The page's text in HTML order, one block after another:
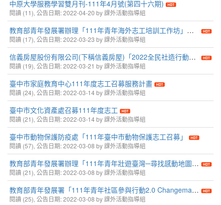
中原大學服務學習雙月刊-111年4月號(第四十六期)
閱讀 (11), 公告日期: 2022-04-20 by 課外活動指導組
教育部青年發展署辦理「111年青年海外志工培訓工作坊」及「111年青年海外志工交流沙龍」
閱讀 (17), 公告日期: 2022-03-23 by 課外活動指導組
信義房屋股份有限公司(下稱信義房屋)「2022全民社造行動計畫獎助辦法」
閱讀 (19), 公告日期: 2022-03-21 by 課外活動指導組
臺中市家庭教育中心111年度志工召募服務計畫
閱讀 (24), 公告日期: 2022-03-14 by 課外活動指導組
臺中市文化資產處召募111年度志工
閱讀 (21), 公告日期: 2022-03-14 by 課外活動指導組
臺中市動物保護防疫處「111年臺中市動物保護志工召募」
閱讀 (57), 公告日期: 2022-03-08 by 課外活動指導組
教育部青年發展署辦理「111年青年壯遊臺灣─尋找感動地圖實踐計畫」
閱讀 (21), 公告日期: 2022-03-08 by 課外活動指導組
教育部青年發展署「111年青年社區參與行動2.0 Changemaker提案簡章」
閱讀 (25), 公告日期: 2022-03-08 by 課外活動指導組